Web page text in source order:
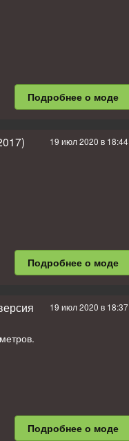
Подробнее о моде
19 июл 2020 в 18:44
на капот;
Подробнее о моде
19 июл 2020 в 18:37
Подробнее о моде